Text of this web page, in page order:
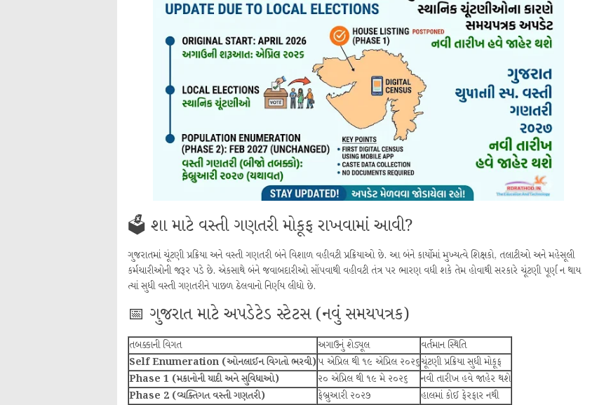
🗳️ શા માટે વસ્તી ગણતરી મોકૂફ રાખવામાં આવી?
ગુજરાતમાં ચૂંટણી પ્રક્રિયા અને વસ્તી ગણતરી બંને વિશાળ વહીવટી પ્રક્રિયાઓ છે. આ બંને કાર્યોમાં મુખ્યત્વે શિક્ષકો, તલાટીઓ અને મહેસૂલી
કર્મચારીઓની જરૂર પડે છે. એકસાથે બંને જવાબદારીઓ સોંપવાથી વહીવટી તંત્ર પર ભારણ વધી શકે તેમ હોવાથી સરકારે ચૂંટણી પૂર્ણ ન થાય
ત્યાં સુધી વસ્તી ગણતરીને પાછળ ઠેલવાનો નિર્ણય લીધો છે.
📅 ગુજરાત માટે અપડેટેડ સ્ટેટસ (નવું સમયપત્રક)
તબક્કાની વિગત અગાઉનું શેડ્યૂલ
વર્તમાન સ્થિતિ
Self Enumeration (ઓનલાઈન વિગતો ભરવી)૫ એપ્રિલ થી ૧૯ એપ્રિલ ૨૦૨૬ચૂંટણી પ્રક્રિયા સુધી મોકૂફ
Phase 1 (મકાનોની યાદી અને સુવિધાઓ)
૨૦ એપ્રિલ થી ૧૯ મે ૨૦૨૬
નવી તારીખ હવે જાહેર થશે
Phase 2 (વ્યક્તિગત વસ્તી ગણતરી)
ફેબ્રુઆરી ૨૦૨૭
હાલમાં કોઈ ફેરફાર નથી